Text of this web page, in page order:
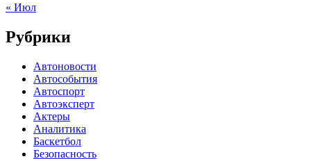
« Июл
Рубрики
Автоновости
Автособытия
Автоспорт
Автоэксперт
Актеры
Аналитика
Баскетбол
Безопасность